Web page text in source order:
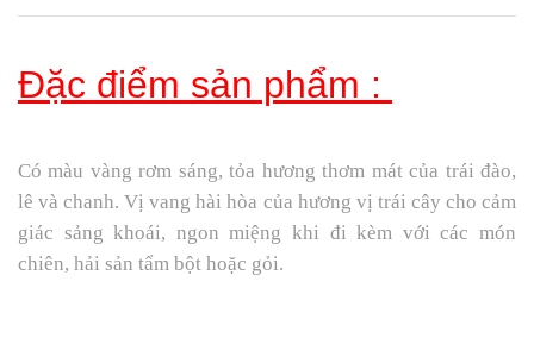
Đặc điểm sản phẩm :
Có màu vàng rơm sáng, tỏa hương thơm mát của trái đào,
lê và chanh. Vị vang hài hòa của hương vị trái cây cho cảm
giác sảng khoái, ngon miệng khi đi kèm với các món
chiên, hải sản tẩm bột hoặc gỏi.